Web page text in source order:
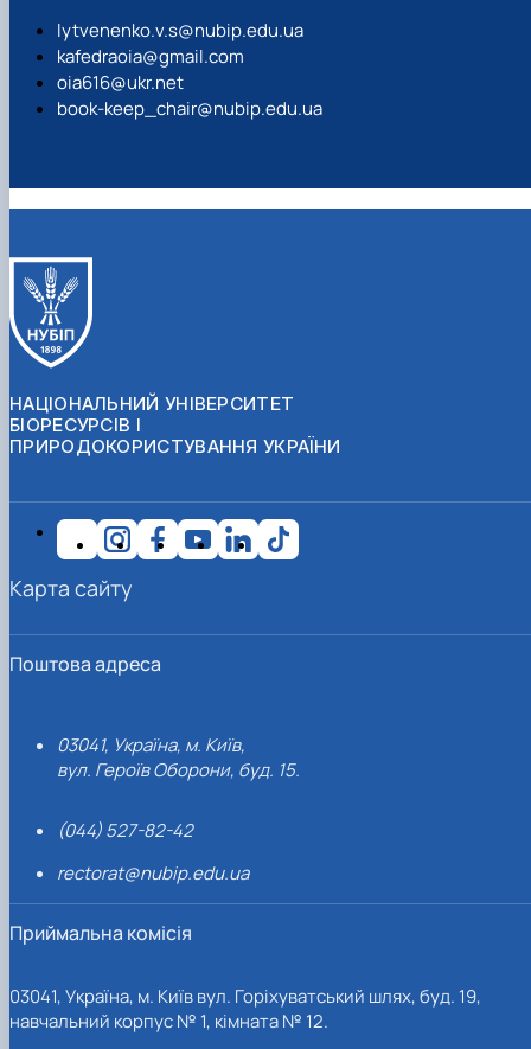
lytvenenko.v.s@nubip.edu.ua
kafedraoia@gmail.com
oia616@ukr.net
book-keep_chair@nubip.edu.ua
НАЦІОНАЛЬНИЙ УНІВЕРСИТЕТ
БІОРЕСУРСІВ І
ПРИРОДОКОРИСТУВАННЯ УКРАЇНИ
Поштова адреса
03041, Україна, м. Київ,
вул. Героїв Оборони, буд. 15.
(044) 527-82-42
rectorat@nubip.edu.ua
Приймальна комісія
03041, Україна, м. Київ вул. Горіхуватський шлях, буд. 19,
навчальний корпус № 1, кімната № 12.
Карта сайту